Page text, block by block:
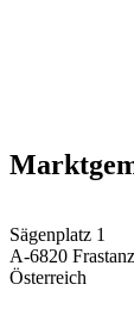
Sägenplatz 1
A-6820 Frastanz
Österreich